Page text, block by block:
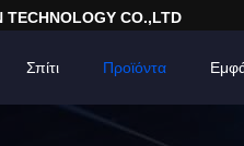
TECHNOLOGY CO.,LTD
Σπίτι Προϊόντα